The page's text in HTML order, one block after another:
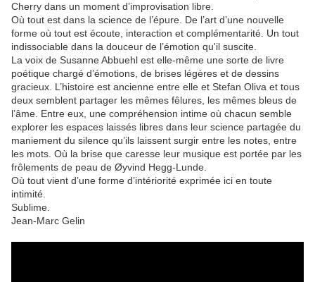
Cherry dans un moment d’improvisation libre.
Où tout est dans la science de l’épure. De l’art d’une nouvelle
forme où tout est écoute, interaction et complémentarité. Un tout
indissociable dans la douceur de l’émotion qu'il suscite.
La voix de Susanne Abbuehl est elle-même une sorte de livre
poétique chargé d’émotions, de brises légères et de dessins
gracieux. L’histoire est ancienne entre elle et Stefan Oliva et tous
deux semblent partager les mêmes fêlures, les mêmes bleus de
l’âme. Entre eux, une compréhension intime où chacun semble
explorer les espaces laissés libres dans leur science partagée du
maniement du silence qu’ils laissent surgir entre les notes, entre
les mots. Où la brise que caresse leur musique est portée par les
frôlements de peau de Øyvind Hegg-Lunde.
Où tout vient d’une forme d’intériorité exprimée ici en toute
intimité.
Sublime.
Jean-Marc Gelin